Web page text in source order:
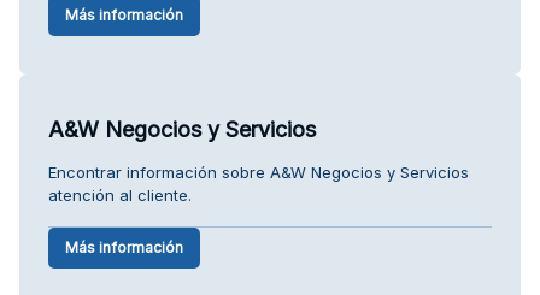
Más información
A&W Negocios y Servicios
Encontrar información sobre A&W Negocios y Servicios
atención al cliente.
Más información